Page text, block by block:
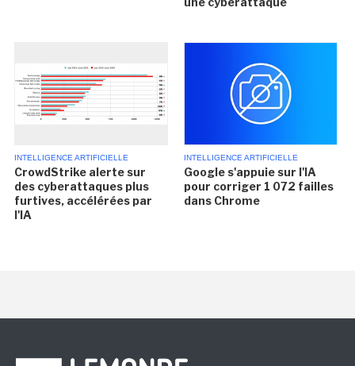
INTELLIGENCE ARTIFICIELLE
CrowdStrike alerte sur
des cyberattaques plus
furtives, accélérées par
l'IA
INTELLIGENCE ARTIFICIELLE
Google s'appuie sur l'IA
pour corriger 1 072 failles
dans Chrome